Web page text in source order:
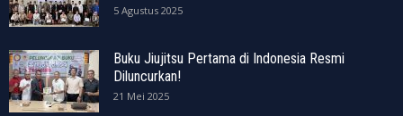
5 Agustus 2025
Buku Jiujitsu Pertama di Indonesia Resmi
Diluncurkan!
21 Mei 2025